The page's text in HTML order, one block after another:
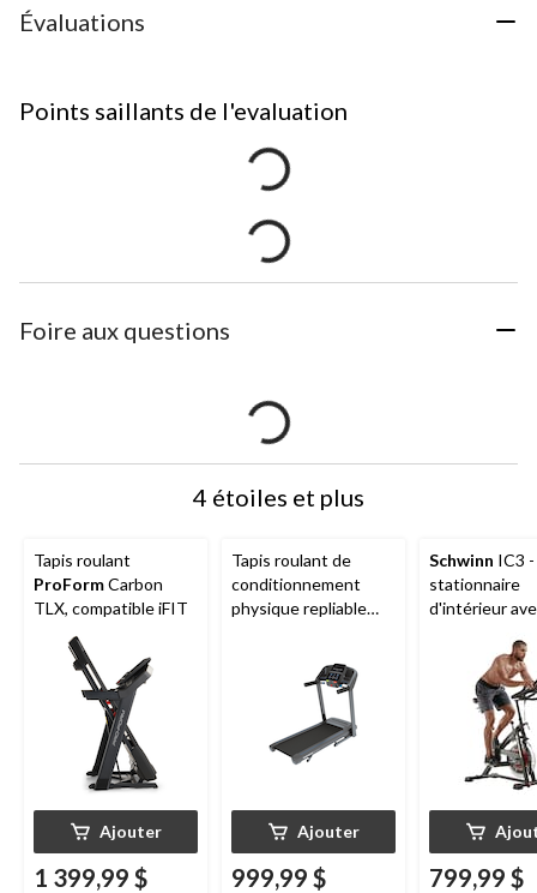
Évaluations
Points saillants de l'evaluation
Foire aux questions
4 étoiles et plus
Tapis roulant
ProFormCarbon
TLX, compatible iFIT
Ajouter
1 399,99 $
Tapis roulant de
conditionnement
physique repliable
Ajouter
999,99 $
Schwinn IC3
stationnaire
d'intérieur
799,99 $